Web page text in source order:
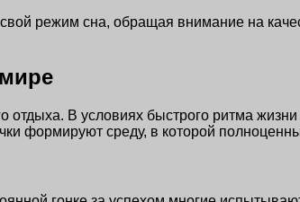
режим сна, обращая внимание на
В условиях быстрого ритма
формируют среду, в которой